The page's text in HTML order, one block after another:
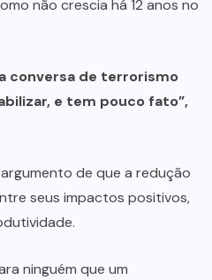
não crescia há 12 anos no
conversa de terrorismo
e tem pouco fato”,
de que a redução
seus impactos positivos,
ninguém que um